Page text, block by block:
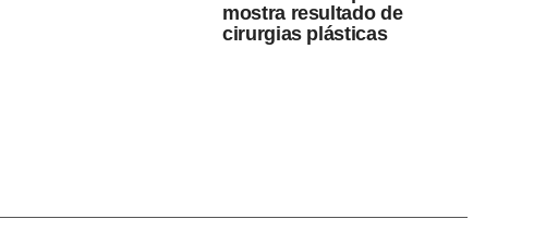
mostra resultado de
cirurgias plásticas